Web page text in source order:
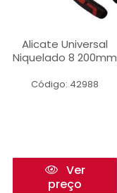
Alicate Universal
Niquelado 8 200mm
Código: 42988
Ver
preço